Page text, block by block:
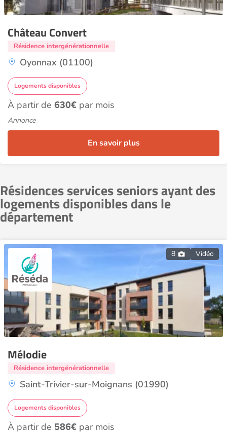
Château Convert
Résidence intergénérationnelle
Oyonnax (01100)
Logements disponibles
À partir de 630€ par mois
Annonce
En savoir plus
Résidences services seniors ayant des
logements disponibles dans le
département
8 Vidéo
Mélodie
Résidence intergénérationnelle
Saint-Trivier-sur-Moignans (01990)
Logements disponibles
À partir de 586€ par mois